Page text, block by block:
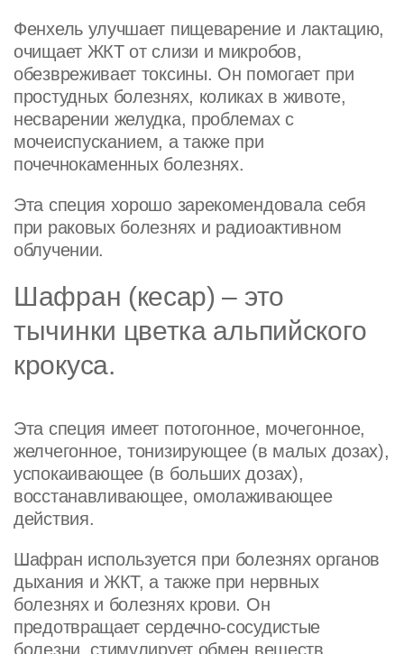
Фенхель улучшает пищеварение и лактацию,
очищает ЖКТ от слизи и микробов,
обезвреживает токсины. Он помогает при
простудных болезнях, коликах в животе,
несварении желудка, проблемах с
мочеиспусканием, а также при
почечнокаменных болезнях.
Эта специя хорошо зарекомендовала себя
при раковых болезнях и радиоактивном
облучении.
Шафран (кесар) – это
тычинки цветка альпийского
крокуса.
Эта специя имеет потогонное, мочегонное,
желчегонное, тонизирующее (в малых дозах),
успокаивающее (в больших дозах),
восстанавливающее, омолаживающее
действия.
Шафран используется при болезнях органов
дыхания и ЖКТ, а также при нервных
болезнях и болезнях крови. Он
предотвращает сердечно-сосудистые
болезни, стимулирует обмен веществ,